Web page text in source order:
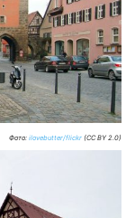
Фото: ilovebutter/flickr (CC BY 2.0)